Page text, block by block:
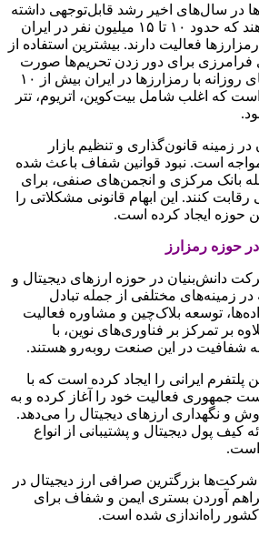
در سال‌های اخیر رشد قابل‌توجهی داشته
است. آمارها نشان می‌دهند که حدود ۱۰ تا ۱۵ میلیون نفر در ایران
فعالیت دارند. بیشترین استفاده از
فرامرزی برای دور زدن تحریم‌ها صورت
می‌گیرد. حجم تراکنش‌های روزانه با رمزارزها در ایران بیش از ۱۰
که اغلب شامل بیت‌کوین، اتریوم، تتر
در زمینه قانون‌گذاری و تنظیم بازار
است. نبود قوانین شفاف باعث شده
بانک مرکزی و انجمن‌های صنفی، برای
کنند. این ابهام قانونی مشکلاتی را
حوزه ایجاد کرده است.
حوزه رمزارز
دانش‌بنیان در حوزه ارزهای دیجیتال و
زمینه‌های مختلفی از جمله تبادل
توسعه بلاک‌چین و مشاوره فعالیت
بر تمرکز بر فناوری‌های نوین، با
شفافیت در این صنعت روبه‌رو هستند.
ایرانی را ایجاد کرده است که با
جمهوری فعالیت خود را آغاز کرده و به
و نگهداری ارزهای دیجیتال را می‌دهد.
کیف پول دیجیتال و پشتیبانی از انواع
است.
شرکت‌ها بزرگترین صرافی‌ ارز دیجیتال در
آوردن بستری ایمن و شفاف برای
کشور راه‌اندازی شده است.